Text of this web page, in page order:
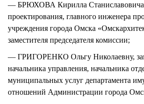
— БРЮХОВА Кирилла Станиславовича,
проектирования, главного инженера
учреждения города Омска
заместителя председателя комиссии;
— ГРИГОРЕНКО Ольгу Николаевну,
начальника управления, начальника
муниципальных услуг департамента
отношений Администрации города